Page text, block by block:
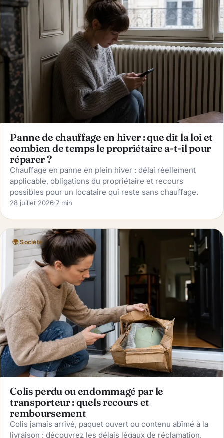
Panne de chauffage en hiver : que dit la loi et
combien de temps le propriétaire a-t-il pour
réparer ?
Chauffage en panne en plein hiver : délai réellement
applicable, obligations du propriétaire et recours
possibles pour un locataire qui reste sans chauffage.
28 juillet 2026·7 min
🌍 Société
Colis perdu ou endommagé par le
transporteur : quels recours et
remboursement
Colis jamais arrivé, paquet ouvert ou contenu abîmé à la
livraison : découvrez les délais légaux de réclamation,